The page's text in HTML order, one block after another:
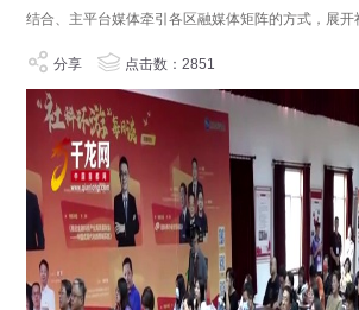
结合、主平台媒体牵引各区融媒体矩阵的方式，展开
分享 点击数：2851